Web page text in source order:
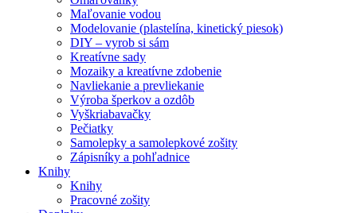
Maľovanie vodou
Modelovanie (plastelína, kinetický piesok)
DIY – vyrob si sám
Kreatívne sady
Mozaiky a kreatívne zdobenie
Navliekanie a prevliekanie
Výroba šperkov a ozdôb
Vyškriabavačky
Pečiatky
Samolepky a samolepkové zošity
Zápisníky a pohľadnice
Knihy
Knihy
Pracovné zošity